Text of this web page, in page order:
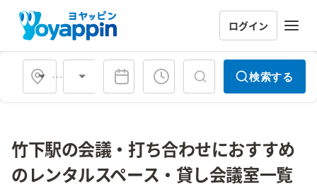
ログイン
会場タイプ 検索する
竹下駅の会議・打ち合わせにおすすめ
のレンタルスペース・貸し会議室一覧